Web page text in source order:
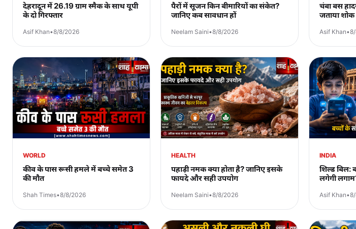
देहरादून में 26.19 ग्राम स्मैक के साथ यूपी
के दो गिरफ्तार
Asif Khan•8/8/2026
पैरों में सूजन किन बीमारियों का संकेत?
जानिए कब सावधान हों
Neelam Saini•8/8/2026
चंबा बस
जताया शोक
Asif Khan•
WORLD
कीव के पास रूसी हमले में बच्चे समेत 3
की मौत
Shah Times•8/8/2026
HEALTH
पहाड़ी नमक क्या होता है? जानिए इसके
फायदे और सही उपयोग
Neelam Saini•8/8/2026
INDIA
शिल्ड बिल:
लगेगी
Asif Khan•